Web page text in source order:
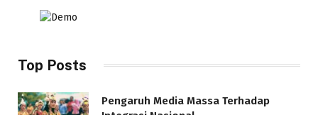
Top Posts
Pengaruh Media Massa Terhadap